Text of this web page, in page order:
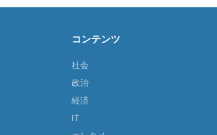
コンテンツ
社会
政治
経済
IT